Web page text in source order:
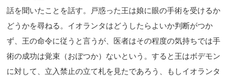
話を聞いたことを話す。戸惑った王は娘に眼の手術を受けるか
どうかを尋ねる。イオランタはどうしたらよいか判断がつか
ず、王の命令に従うと言うが、医者はその程度の気持ちでは手
術の成功は覚束（おぼつか）ないという。すると王はボデモン
に対して、立入禁止の立て札を見たであろう、もしイオランタ